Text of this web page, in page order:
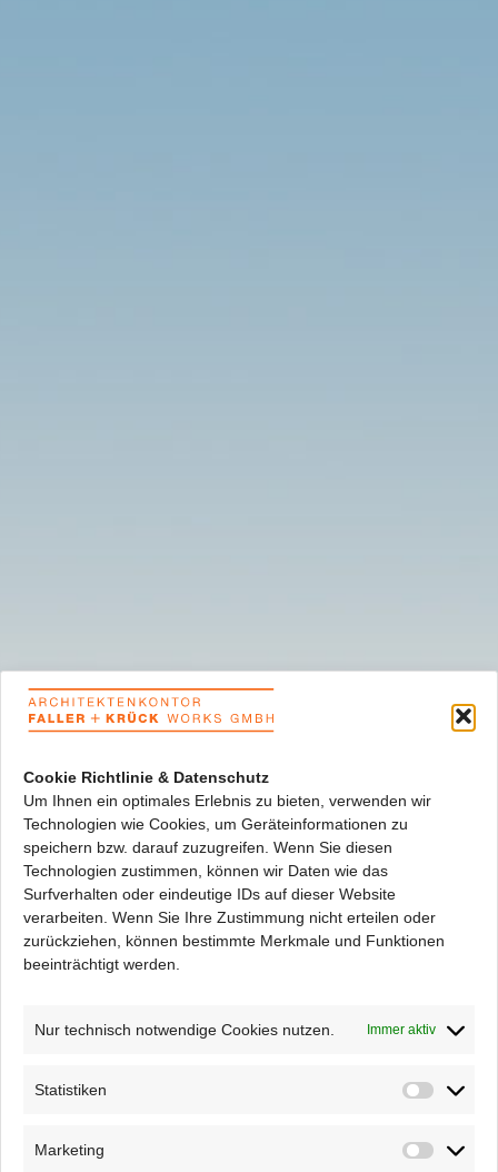
Cookie Richtlinie & Datenschutz
Um Ihnen ein optimales Erlebnis zu bieten, verwenden wir
Technologien wie Cookies, um Geräteinformationen zu
speichern bzw. darauf zuzugreifen. Wenn Sie diesen
Technologien zustimmen, können wir Daten wie das
Surfverhalten oder eindeutige IDs auf dieser Website
verarbeiten. Wenn Sie Ihre Zustimmung nicht erteilen oder
zurückziehen, können bestimmte Merkmale und Funktionen
beeinträchtigt werden.
Nur technisch notwendige Cookies nutzen. Immer aktiv
Statistiken
Marketing